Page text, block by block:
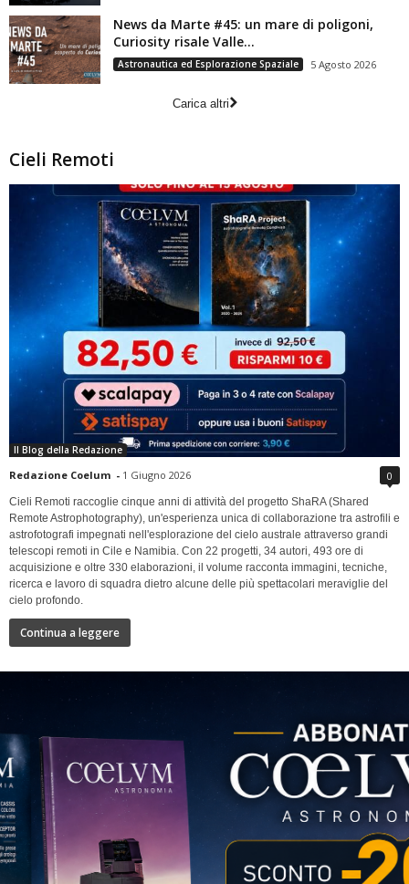
News da Marte #45: un mare di poligoni,
Curiosity risale Valle...
Astronautica ed Esplorazione Spaziale 5 Agosto 2026
Carica altri
Cieli Remoti
Il Blog della Redazione
Redazione Coelum - 1 Giugno 2026 0
Cieli Remoti raccoglie cinque anni di attività del progetto ShaRA (Shared
Remote Astrophotography), un'esperienza unica di collaborazione tra astrofili e
astrofotografi impegnati nell'esplorazione del cielo australe attraverso grandi
telescopi remoti in Cile e Namibia. Con 22 progetti, 34 autori, 493 ore di
acquisizione e oltre 330 elaborazioni, il volume racconta immagini, tecniche,
ricerca e lavoro di squadra dietro alcune delle più spettacolari meraviglie del
cielo profondo.
Continua a leggere